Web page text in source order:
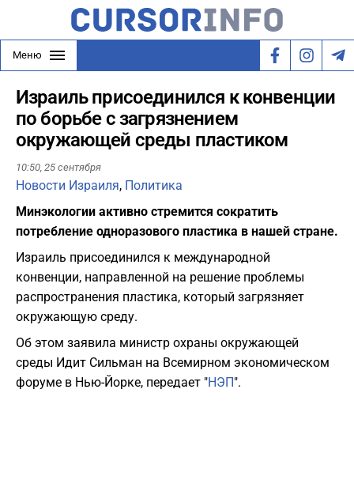
Меню
Израиль присоединился к конвенции
по борьбе с загрязнением
окружающей среды пластиком
10:50, 25 сентября
Новости Израиля, Политика
Минэкологии активно стремится сократить
потребление одноразового пластика в нашей стране.
Израиль присоединился к международной
конвенции, направленной на решение проблемы
распространения пластика, который загрязняет
окружающую среду.
Об этом заявила министр охраны окружающей
среды Идит Сильман на Всемирном экономическом
форуме в Нью-Йорке, передает "НЭП".